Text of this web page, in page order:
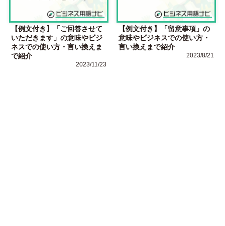
【例文付き】「ご回答させて
いただきます」の意味やビジ
ネスでの使い方・言い換えま
で紹介
2023/11/23
【例文付き】「留意事項」の
意味やビジネスでの使い方・
言い換えまで紹介
2023/8/21